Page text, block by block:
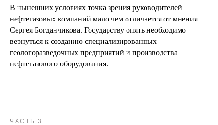
В нынешних условиях точка зрения руководителей
нефтегазовых компаний мало чем отличается от мнения
Сергея Богданчикова. Государству опять необходимо
вернуться к созданию специализированных
геологоразведочных предприятий и производства
нефтегазового оборудования.
ЧАСТЬ 3